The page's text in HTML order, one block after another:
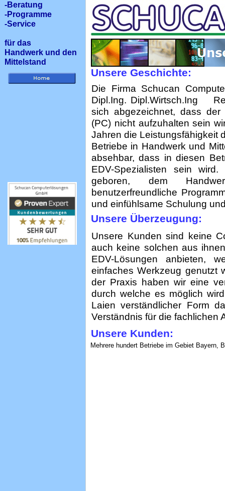
-Beratung
-Programme
-Service
für das
Handwerk und den
Mittelstand
Unsere Geschichte:
Die Firma Schucan
Dipl.Ing. Dipl.Wirtsch.Ing
sich abgezeichnet, dass der
(PC) nicht aufzuhalten sein
Jahren die Leistungsfähigkeit
Betriebe in Handwerk und
absehbar, dass in diesen
EDV-Spezialisten sein
geboren, dem
benutzerfreundliche
und einfühlsame Schulung
Unsere Überzeugung:
Unsere Kunden sind keine
auch keine solchen aus
EDV-Lösungen anbieten,
einfaches Werkzeug genutzt
der Praxis haben wir eine
durch welche es möglich
Laien verständlicher Form
Verständnis für die fachlichen
Unsere Kunden:
Mehrere hundert Betriebe im Gebiet Bayern,